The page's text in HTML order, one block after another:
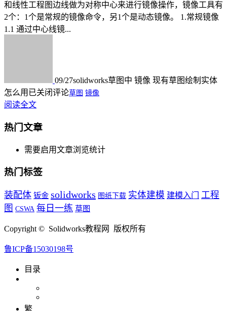
和线性工程图边线做为对称中心来进行镜像操作，镜像工具有
2个：1个是常规的镜像命令，另1个是动态镜像。 1.常规镜像
1.1 通过中心线镜...
09/27solidworks草图中 镜像 现有草图绘制实体
怎么用 已关闭评论草图 镜像
阅读全文
热门文章
需要启用文章浏览统计
热门标签
装配体 钣金 solidworks 图纸下载 实体建模 建模入门
工程
图 CSWA 每日一练 草图
Copyright © Solidworks教程网 版权所有
鲁ICP备15030198号
目录
繁